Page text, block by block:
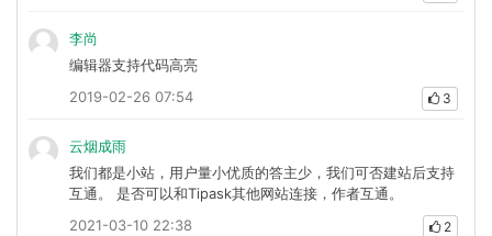
李尚
编辑器支持代码高亮
2019-02-26 07:54
3
云烟成雨
我们都是小站，用户量小优质的答主少，我们可否建站后支持
互通。 是否可以和Tipask其他网站连接，作者互通。
2021-03-10 22:38
2